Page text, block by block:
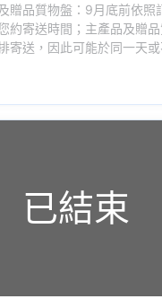
贈品質物盤：9月底前依照
約寄送時間；主產品及贈
寄送，因此可能於同一天
已結束